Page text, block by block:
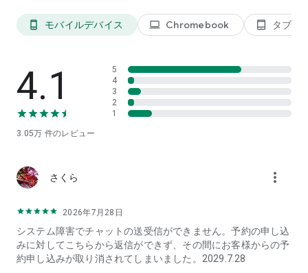
phone_android モバイルデバイス laptop Chromebook tablet_android タブレ
4.1
3.05万 件のレビュー
5
4
3
2
1
さくら more_vert
2026年7月28日
システム障害でチャットの送受信ができません。予約の申し込
みに対してこちらから返信ができず、その間にお客様からの予
約申し込みが取り消されてしまいました。2029.7.28